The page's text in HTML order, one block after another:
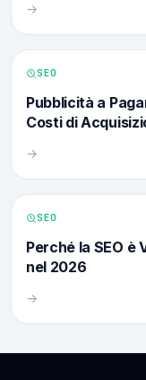
→
SEO
Pubblicità a
Costi di
→
SEO
Perché la SEO è
nel 2026
→